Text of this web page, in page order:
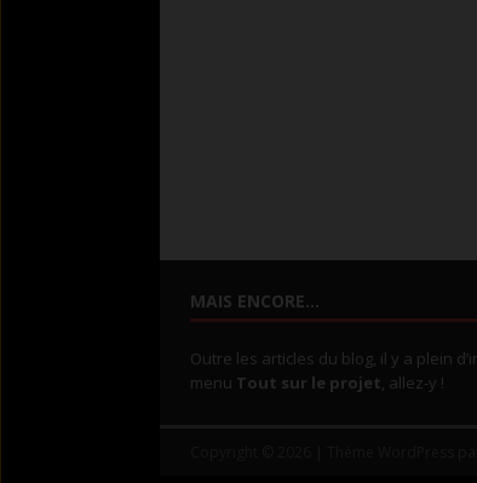
MAIS ENCORE…
Outre les articles du blog, il y a plein
menu Tout sur le projet, allez-y !